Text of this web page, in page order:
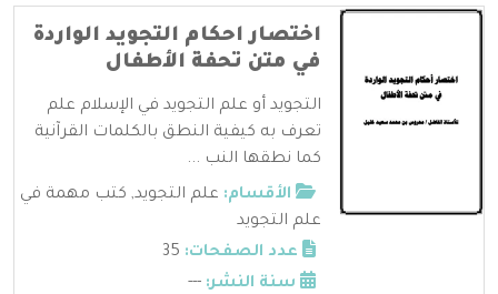
اختصار احكام التجويد الواردة
في متن تحفة الأطفال
التجويد أو علم التجويد في الإسلام علم
تعرف به كيفية النطق بالكلمات القرآنية
كما نطقها النب ...
الأقسام: علم التجويد, كتب مهمة في
علم التجويد
عدد الصفحات:
سنة النشر: ---